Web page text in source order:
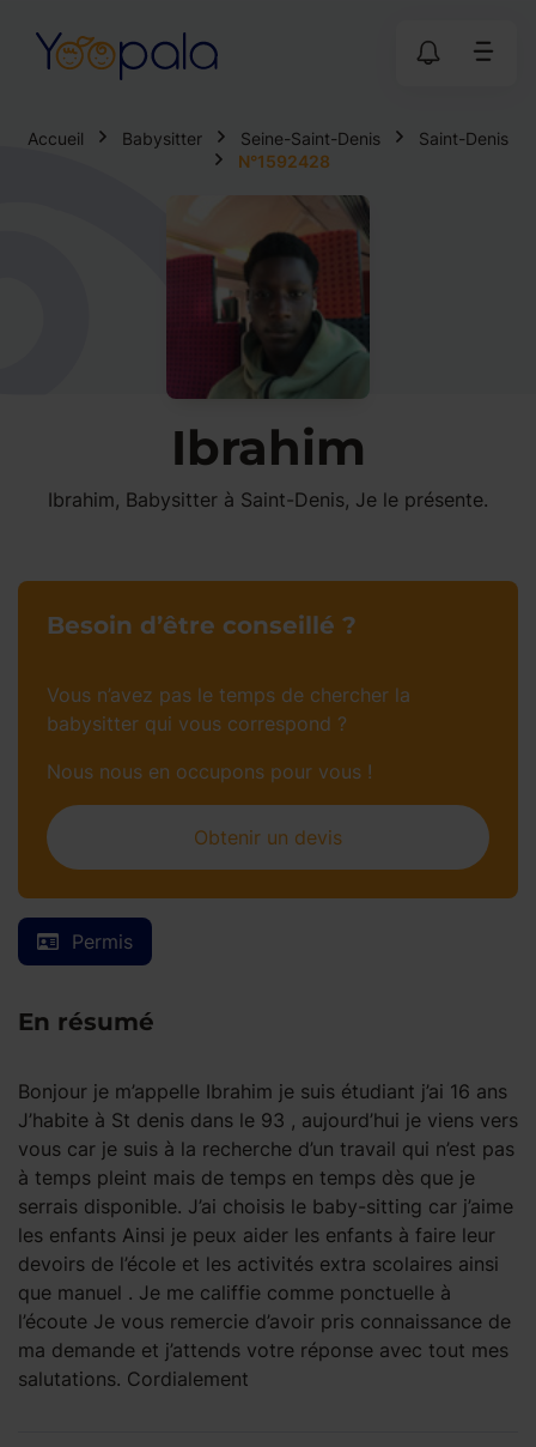
Accueil Babysitter Seine-Saint-Denis
Saint-Denis
N°1592428
Ibrahim
Ibrahim, Babysitter à Saint-Denis, Je le présente.
Permis
En résumé
Bonjour je m’appelle Ibrahim je suis étudiant j’ai 16 ans
J’habite à St denis dans le 93 , aujourd’hui je viens vers
vous car je suis à la recherche d’un travail qui n’est pas
à temps pleint mais de temps en temps dès que je
serrais disponible. J’ai choisis le baby-sitting car j’aime
les enfants Ainsi je peux aider les enfants à faire leur
devoirs de l’école et les activités extra scolaires ainsi
que manuel . Je me califfie comme ponctuelle à
l’écoute Je vous remercie d’avoir pris connaissance de
ma demande et j’attends votre réponse avec tout mes
salutations. Cordialement
Besoin d’être conseillé ?
Vous n’avez pas le temps de chercher la
babysitter qui vous correspond ?
Nous nous en occupons pour vous !
Obtenir un devis